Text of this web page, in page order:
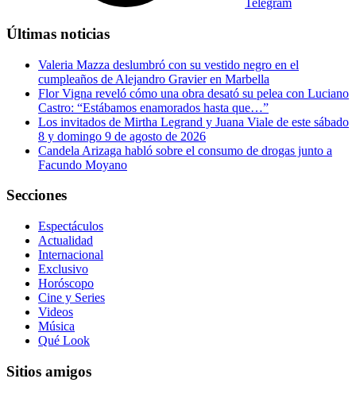
Telegram
Últimas noticias
Valeria Mazza deslumbró con su vestido negro en el
cumpleaños de Alejandro Gravier en Marbella
Flor Vigna reveló cómo una obra desató su pelea con Luciano
Castro: “Estábamos enamorados hasta que…”
Los invitados de Mirtha Legrand y Juana Viale de este sábado
8 y domingo 9 de agosto de 2026
Candela Arizaga habló sobre el consumo de drogas junto a
Facundo Moyano
Secciones
Espectáculos
Actualidad
Internacional
Exclusivo
Horóscopo
Cine y Series
Videos
Música
Qué Look
Sitios amigos